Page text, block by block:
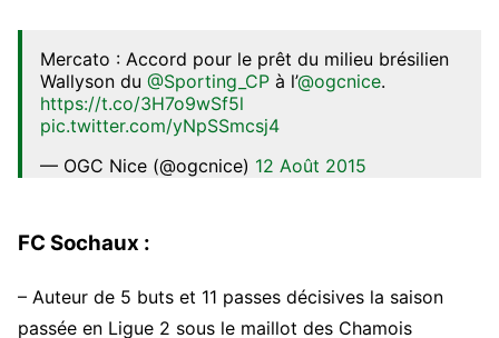
Mercato : Accord pour le prêt du milieu brésilien
Wallyson du @Sporting_CP à l’@ogcnice.
https://t.co/3H7o9wSf5l
pic.twitter.com/yNpSSmcsj4
— OGC Nice (@ogcnice) 12 Août 2015
FC Sochaux :
– Auteur de 5 buts et 11 passes décisives la saison
passée en Ligue 2 sous le maillot des Chamois